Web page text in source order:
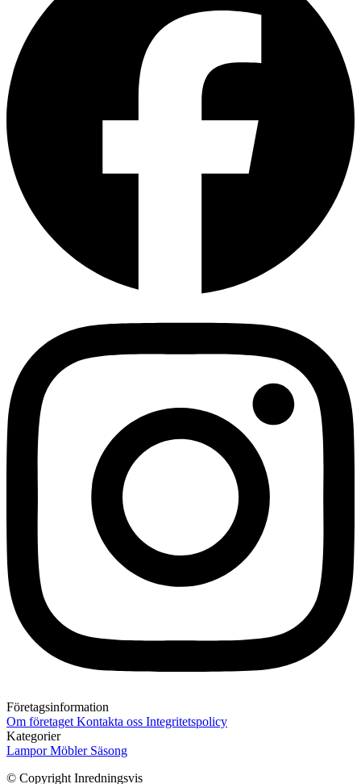
Företagsinformation
Om företaget Kontakta oss Integritetspolicy
Kategorier
LamporMöbler Säsong
© Copyright Inredningsvis